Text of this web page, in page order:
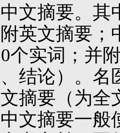
文摘要。其
英文摘要；
个实词；并
结论）。名
摘要（为
文摘要一般